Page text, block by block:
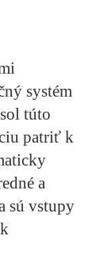
systém
túto
patriť k
a
sú vstupy